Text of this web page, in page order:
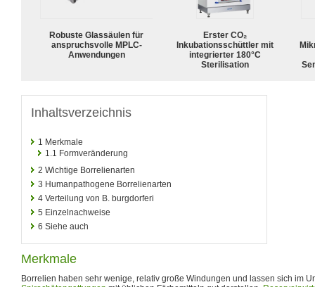
Robuste Glassäulen für
anspruchsvolle MPLC-
Anwendungen
Erster CO₂
Inkubationsschüttler mit
integrierter 180°C
Sterilisation
Inhaltsverzeichnis
1 Merkmale
1.1 Formveränderung
2 Wichtige Borrelienarten
3 Humanpathogene Borrelienarten
4 Verteilung von B. burgdorferi
5 Einzelnachweise
6 Siehe auch
Merkmale
Borrelien haben sehr wenige, relativ große Windungen und lassen sich im